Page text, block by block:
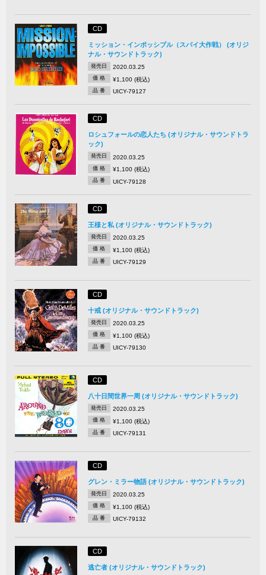
CD
ミッション・インポッシブル（スパイ大作戦） (オリジ
ナル・サウンドトラック)
発売日 2020.03.25
価 格 ¥1,100 (税込)
品 番 UICY-79127
CD
ロシュフォールの恋人たち (オリジナル・サウンドトラ
ック)
発売日 2020.03.25
価 格 ¥1,100 (税込)
品 番 UICY-79128
CD
王様と私 (オリジナル・サウンドトラック)
発売日 2020.03.25
価 格 ¥1,100 (税込)
品 番 UICY-79129
CD
十戒 (オリジナル・サウンドトラック)
発売日 2020.03.25
価 格 ¥1,100 (税込)
品 番 UICY-79130
CD
八十日間世界一周 (オリジナル・サウンドトラック)
発売日 2020.03.25
価 格 ¥1,100 (税込)
品 番 UICY-79131
CD
グレン・ミラー物語 (オリジナル・サウンドトラック)
発売日 2020.03.25
価 格 ¥1,100 (税込)
品 番 UICY-79132
CD
逃亡者 (オリジナル・サウンドトラック)